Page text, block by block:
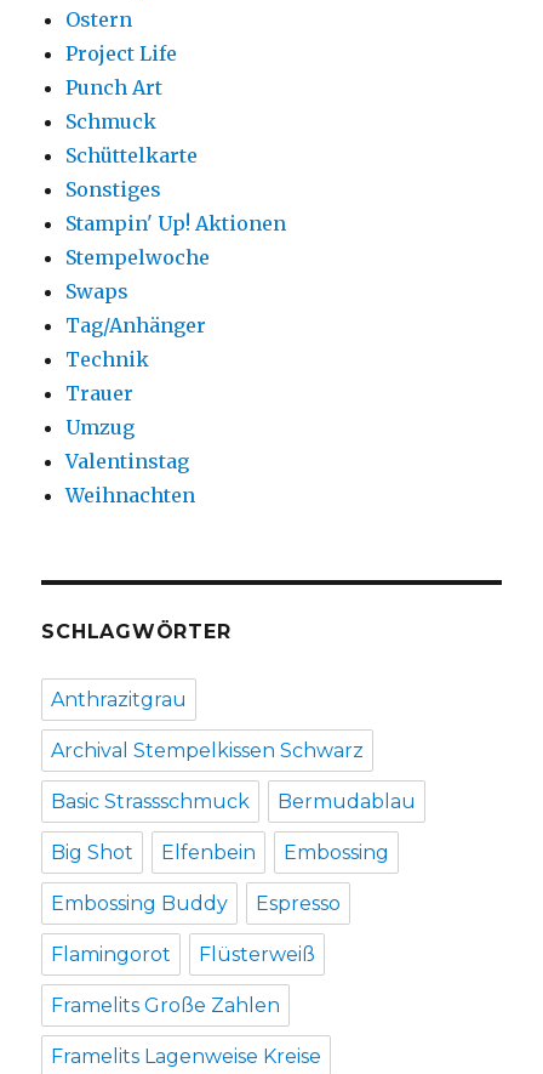
Ostern
Project Life
Punch Art
Schmuck
Schüttelkarte
Sonstiges
Stampin' Up! Aktionen
Stempelwoche
Swaps
Tag/Anhänger
Technik
Trauer
Umzug
Valentinstag
Weihnachten
SCHLAGWÖRTER
Anthrazitgrau
Archival Stempelkissen Schwarz
Basic Strassschmuck Bermudablau
Big Shot Elfenbein Embossing
Embossing Buddy Espresso
Flamingorot Flüsterweiß
Framelits Große Zahlen
Framelits Lagenweise Kreise